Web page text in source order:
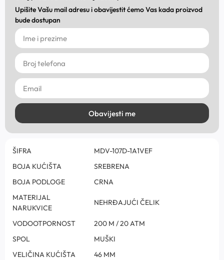
Upišite Vašu mail adresu i obavijestit ćemo Vas kada proizvod
bude dostupan
Obavijesti me
ŠIFRA
MDV-107D-1A1VEF
BOJA KUĆIŠTA
SREBRENA
BOJA PODLOGE
CRNA
MATERIJAL
NARUKVICE
NEHRĐAJUĆI ČELIK
VODOOTPORNOST
200 M / 20 ATM
SPOL
MUŠKI
VELIČINA KUĆIŠTA
46 MM